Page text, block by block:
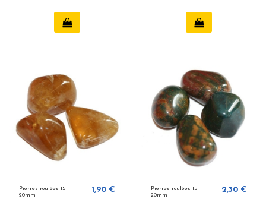
Pierres roulées 15 -
20mm
1,90 €
Pierres roulées 15 -
20mm
2,30 €